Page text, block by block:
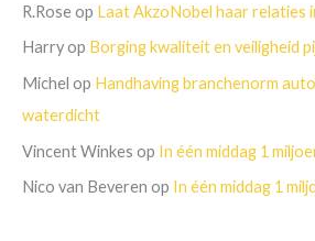
R.Roseop Laat AkzoNobel haar relaties
Harryop Borging kwaliteit en veiligheid
Michel op Handhaving branchenorm
waterdicht
Vincent Winkes op In één middag 1
Nico van Beveren op In één middag 1